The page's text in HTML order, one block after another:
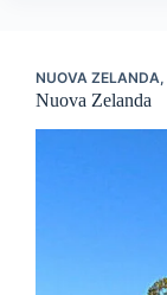
NUOVA ZELANDA,
Nuova Zelanda